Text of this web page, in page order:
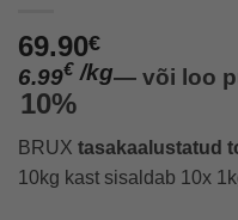
69.90€
6.99€ /kg— või loo
10%
BRUX tasakaalustatud
10kg kast sisaldab 10x